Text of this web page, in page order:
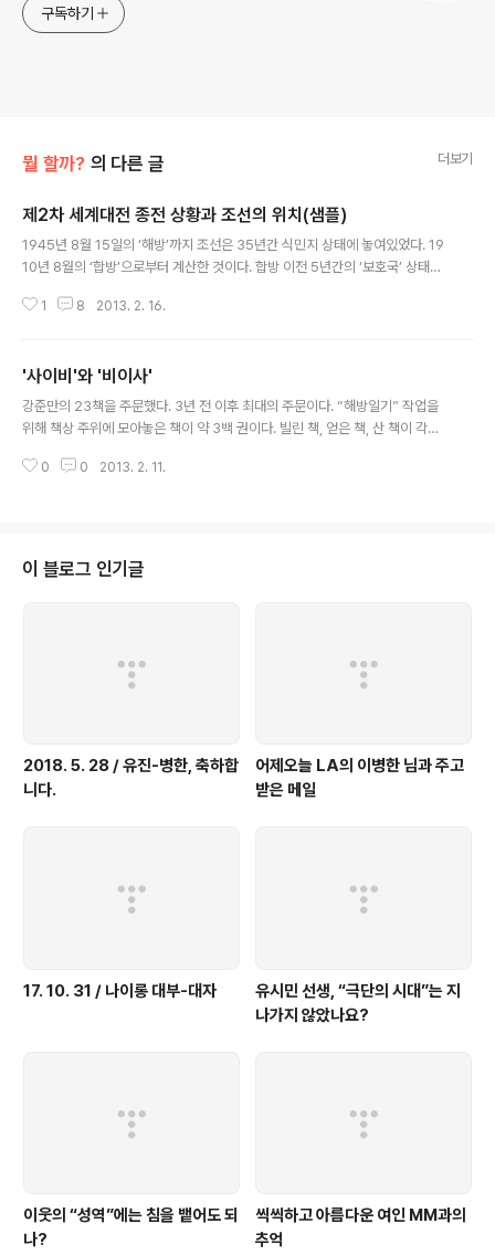
구독하기
뭘 할까? 의 다른 글 더보기
제2차 세계대전 종전 상황과 조선의 위치(샘플)
1945년 8월 15일의 ‘해방’까지 조선은 35년간 식민지 상태에 놓여있었다. 19
10년 8월의 ‘합방’으로부터 계산한 것이다. 합방 이전 5년간의 ‘보호국’ 상태도
것이었다. 조선의 해방은 제2차 세계대전의 결과였고, 건국도 그 여파 속에서
상으로 전개된 전쟁이었는지 먼저 파악할 필요가 있다. 그런데 우리 사회뿐 아
니라 전 세계적으로 2차 대전에 대한 서술은 전승국 입장에서, 그리고 냉전의
진영논리에 따라 이뤄진 것이 엄청나게 많기 때문에 냉전이 끝나고 21세기로
1 8 2013. 2. 16.
'사이비'와 '비이사'
강준만의 23책을 주문했다. 3년 전 이후 최대의 주문이다. “해방일기” 작업을
위해 책상 주위에 모아놓은 책이 약 3백 권이다. 빌린 책, 얻은 책, 산 책이 각각
반쯤 된다. 그중에 의 “1940년대 편” 두 권이 있다. 작업 시작 단계에서 많이 의
떠난 후로는 활용이 줄어들 수밖에 없었던 것이다. “대한민국 실록”을 생각하면
서는 의 존재를 새로운 각도에서 바라보지 않을 수 없다. 내가 구상하..
0 0 2013. 2. 11.
이 블로그 인기글
2018. 5. 28 / 유진-병한, 축하합
니다.
어제오늘 LA의 이병한 님과 주고
받은 메일
17. 10. 31 / 나이롱 대부-대자
유시민 선생, “극단의 시대”는 지
나가지 않았나요?
이웃의 “성역”에는 침을 뱉어도 되
나?
씩씩하고 아름다운 여인 MM과의
추억